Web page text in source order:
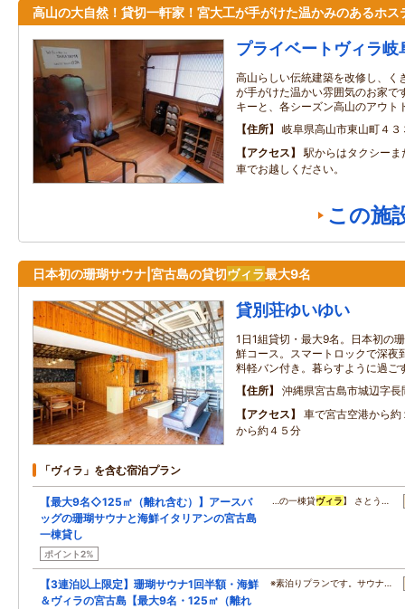
高山の大自然！貸切一軒家！宮大工が手がけた温かみのあるホス
プライベートヴィラ岐
高山らしい伝統建築を改修し、く
が手がけた温かい雰囲気のお家で
キーと、各シーズン高山のアウト
住所
岐阜県高山市東山町４３
アクセス
駅からはタクシー
車でお越しください。
この施
日本初の珊瑚サウナ|宮古島の貸切ヴィラ最大9名
貸別荘ゆいゆい
1日1組貸切・最大9名。日本初の
鮮コース。スマートロックで深夜
料軽バン付き。暮らすように過ご
住所
沖縄県宮古島市城辺字
アクセス
車で宮古空港から
から約４５分
「ヴィラ」を含む宿泊プラン
【最大9名◇125㎡（離れ含む）】アースバ
ッグの珊瑚サウナと海鮮イタリアンの宮古島
一棟貸し
ポイント2%
…の一棟貸ヴィラ】 さとう…
【3連泊以上限定】珊瑚サウナ1回半額・海鮮
＆ヴィラの宮古島【最大9名・125㎡（離れ
※素泊りプランです。サウナ…